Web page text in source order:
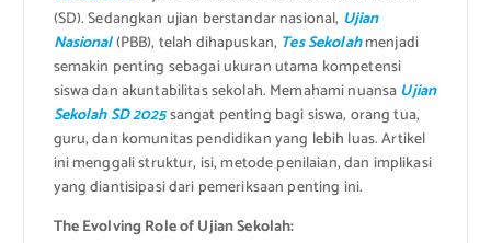
(SD). Sedangkan ujian berstandar nasional, Ujian
Nasional(PBB), telah dihapuskan, Tes Sekolahmenjadi
semakin penting sebagai ukuran utama kompetensi
siswa dan akuntabilitas sekolah. Memahami nuansaUjian
Sekolah SD 2025sangat penting bagi siswa, orang tua,
guru, dan komunitas pendidikan yang lebih luas. Artikel
ini menggali struktur, isi, metode penilaian, dan implikasi
yang diantisipasi dari pemeriksaan penting ini.
The Evolving Role of Ujian Sekolah: